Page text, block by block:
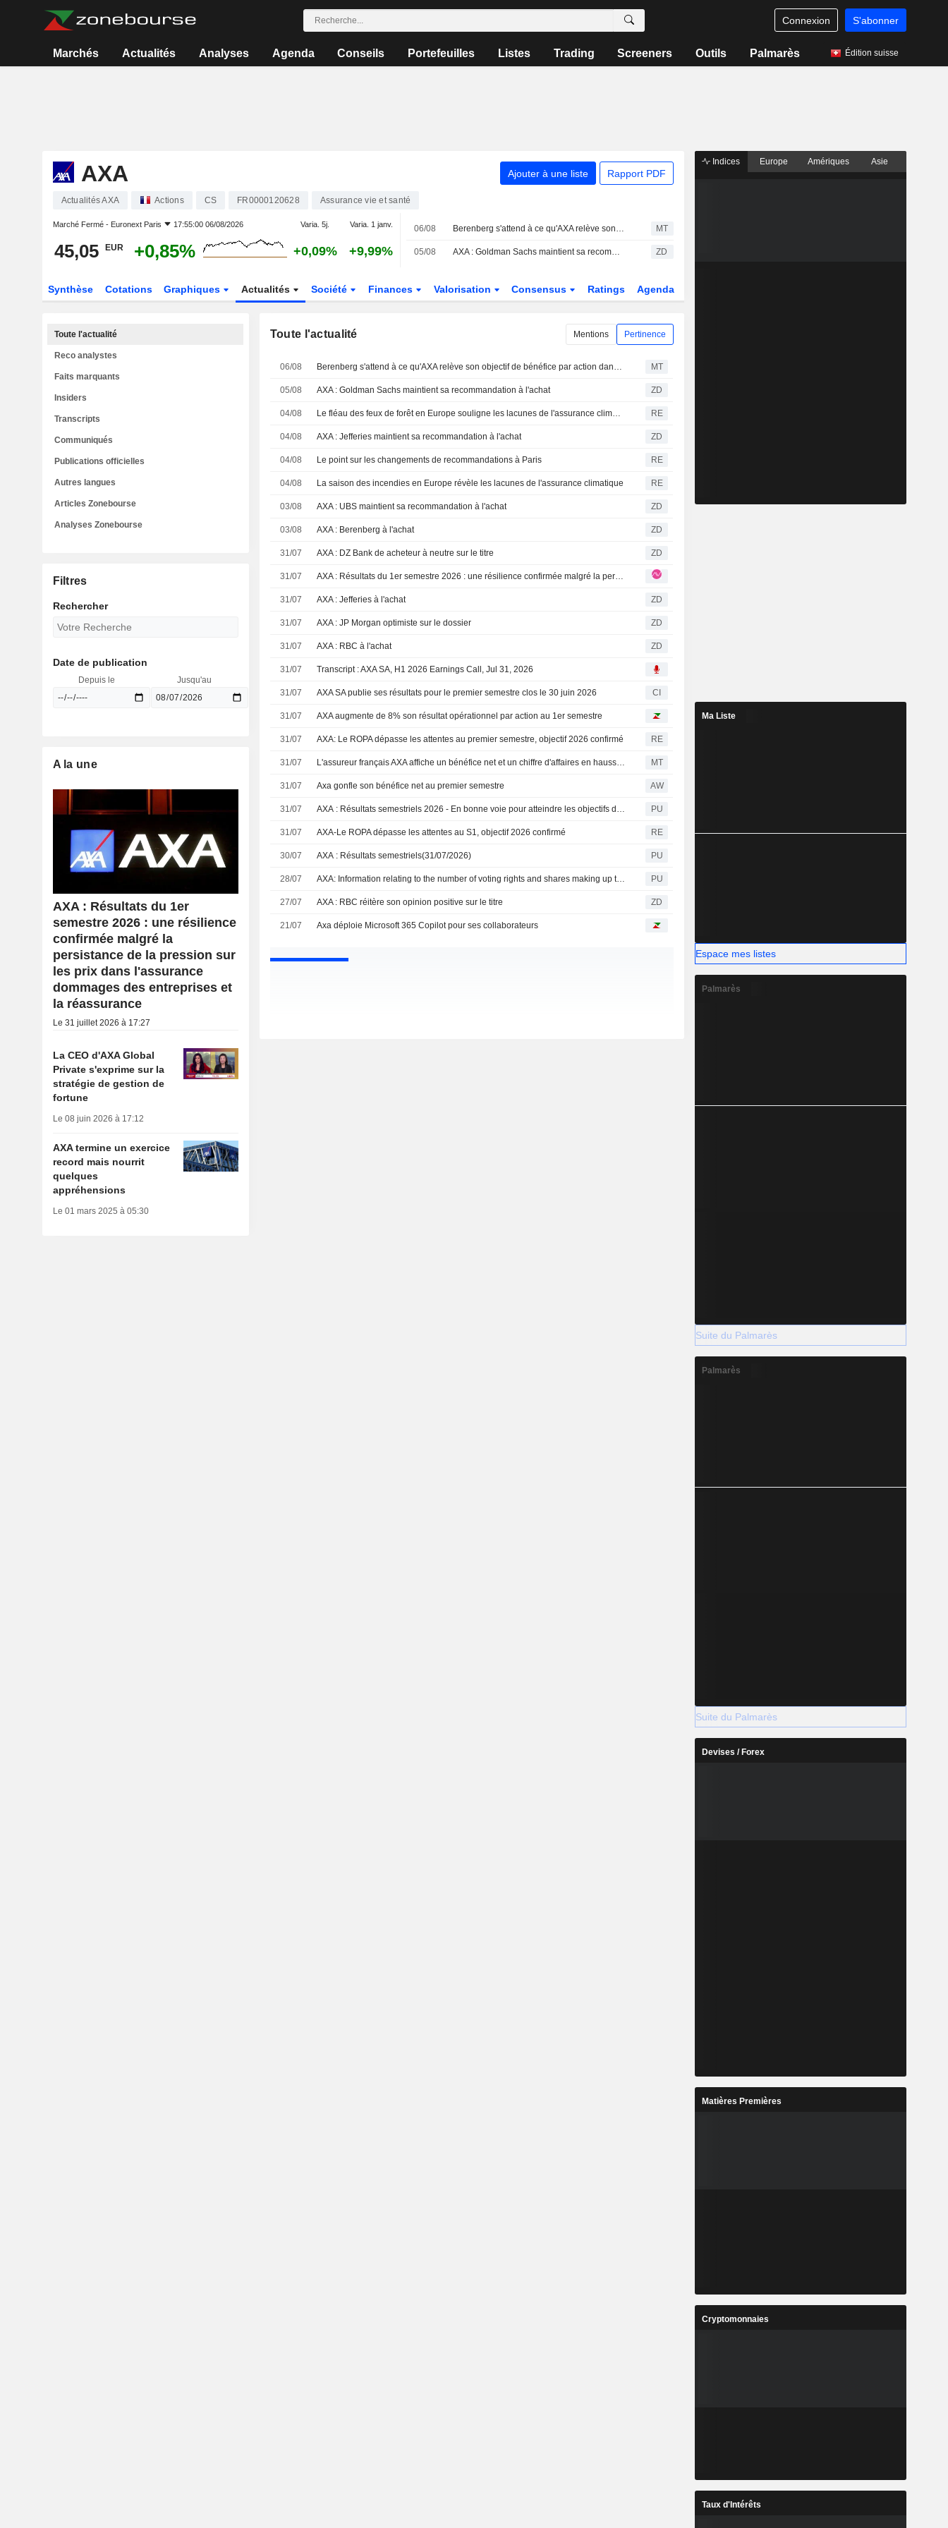
Connexion S'abonner
Marchés Actualités Analyses Agenda Conseils Portefeuilles Listes Trading Screeners Outils Palmarès Édition suisse
AXA Ajouter à une liste Rapport PDF
Actualités AXA Actions CS FR0000120628 Assurance vie et santé
Marché Fermé - Euronext Paris 17:55:00 06/08/2026 Varia. 5j. Varia. 1 janv.
45,05 EUR +0,85% +0,09% +9,99%
06/08 Berenberg s'attend à ce qu'AXA relève son objectif de bénéfice par action dans son nouveau plan triennal MT
05/08 AXA : Goldman Sachs maintient sa recommandation à l'achat ZD
Synthèse Cotations Graphiques Actualités Société Finances Valorisation Consensus Ratings Agenda
Toute l'actualité Mentions Pertinence
06/08 Berenberg s'attend à ce qu'AXA relève son objectif de bénéfice par action dans son nouveau plan triennal MT
05/08 AXA : Goldman Sachs maintient sa recommandation à l'achat ZD
04/08 Le fléau des feux de forêt en Europe souligne les lacunes de l'assurance climatique RE
04/08 AXA : Jefferies maintient sa recommandation à l'achat ZD
04/08 Le point sur les changements de recommandations à Paris RE
04/08 La saison des incendies en Europe révèle les lacunes de l'assurance climatique RE
03/08 AXA : UBS maintient sa recommandation à l'achat ZD
03/08 AXA : Berenberg à l'achat ZD
31/07 AXA : DZ Bank de acheteur à neutre sur le titre ZD
31/07 AXA : Résultats du 1er semestre 2026 : une résilience confirmée malgré la persistance de la pression sur les prix dans l'assurance dommages des entreprises et la réassurance
31/07 AXA : Jefferies à l'achat ZD
31/07 AXA : JP Morgan optimiste sur le dossier ZD
31/07 AXA : RBC à l'achat ZD
31/07 Transcript : AXA SA, H1 2026 Earnings Call, Jul 31, 2026
31/07 AXA SA publie ses résultats pour le premier semestre clos le 30 juin 2026 CI
31/07 AXA augmente de 8% son résultat opérationnel par action au 1er semestre
31/07 AXA: Le ROPA dépasse les attentes au premier semestre, objectif 2026 confirmé RE
31/07 L'assureur français AXA affiche un bénéfice net et un chiffre d'affaires en hausse au premier semestre MT
31/07 Axa gonfle son bénéfice net au premier semestre AW
31/07 AXA : Résultats semestriels 2026 - En bonne voie pour atteindre les objectifs du plan “Unlock the Future” PU
31/07 AXA-Le ROPA dépasse les attentes au S1, objectif 2026 confirmé RE
30/07 AXA : Résultats semestriels(31/07/2026) PU
28/07 AXA: Information relating to the number of voting rights and shares making up the share capital on 30/06/2026 PU
27/07 AXA : RBC réitère son opinion positive sur le titre ZD
21/07 Axa déploie Microsoft 365 Copilot pour ses collaborateurs
Toute l'actualité
Reco analystes
Faits marquants
Insiders
Transcripts
Communiqués
Publications officielles
Autres langues
Articles Zonebourse
Analyses Zonebourse
Filtres
Rechercher
Date de publication
Depuis le Jusqu'au
A la une
AXA : Résultats du 1er
semestre 2026 : une résilience
confirmée malgré la
persistance de la pression sur
les prix dans l'assurance
dommages des entreprises et
la réassurance
Le 31 juillet 2026 à 17:27
La CEO d'AXA Global
Private s'exprime sur la
stratégie de gestion de
fortune
Le 08 juin 2026 à 17:12
AXA termine un exercice
record mais nourrit
quelques
appréhensions
Le 01 mars 2025 à 05:30
Indices Europe Amériques Asie
Ma Liste
Espace mes listes
Palmarès
Suite du Palmarès
Palmarès
Suite du Palmarès
Devises / Forex
Matières Premières
Cryptomonnaies
Taux d'Intérêts